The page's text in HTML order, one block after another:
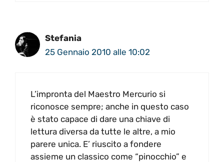
Stefania
25 Gennaio 2010 alle 10:02
L’impronta del Maestro Mercurio si
riconosce sempre; anche in questo caso
è stato capace di dare una chiave di
lettura diversa da tutte le altre, a mio
parere unica. E’ riuscito a fondere
assieme un classico come “pinocchio” e